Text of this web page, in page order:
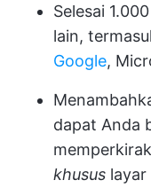
Selesai
lain,
Google,
dapat Anda
khusus